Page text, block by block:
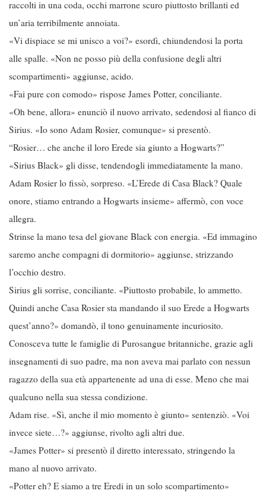
raccolti in una coda, occhi marrone scuro piuttosto brillanti ed
un’aria terribilmente annoiata.
«Vi dispiace se mi unisco a voi?» esordì, chiundendosi la porta
alle spalle. «Non ne posso più della confusione degli altri
scompartimenti» aggiunse, acido.
«Fai pure con comodo» rispose James Potter, conciliante.
«Oh bene, allora» enunciò il nuovo arrivato, sedendosi al fianco di
Sirius. «Io sono Adam Rosier, comunque» si presentò.
“Rosier… che anche il loro Erede sia giunto a Hogwarts?”
«Sirius Black» gli disse, tendendogli immediatamente la mano.
Adam Rosier lo fissò, sorpreso. «L’Erede di Casa Black? Quale
onore, stiamo entrando a Hogwarts insieme» affermò, con voce
allegra.
Strinse la mano tesa del giovane Black con energia. «Ed immagino
saremo anche compagni di dormitorio» aggiunse, strizzando
l’occhio destro.
Sirius gli sorrise, conciliante. «Piuttosto probabile, lo ammetto.
Quindi anche Casa Rosier sta mandando il suo Erede a Hogwarts
quest’anno?» domandò, il tono genuinamente incuriosito.
Conosceva tutte le famiglie di Purosangue britanniche, grazie agli
insegnamenti di suo padre, ma non aveva mai parlato con nessun
ragazzo della sua età appartenente ad una di esse. Meno che mai
qualcuno nella sua stessa condizione.
Adam rise. «Sì, anche il mio momento è giunto» sentenziò. «Voi
invece siete…?» aggiunse, rivolto agli altri due.
«James Potter» si presentò il diretto interessato, stringendo la
mano al nuovo arrivato.
«Potter eh? E siamo a tre Eredi in un solo scompartimento»